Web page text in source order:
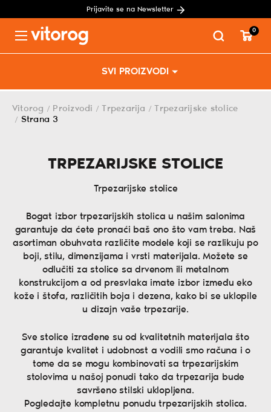
Prijavite se na Newsletter
SVI PROIZVODI
0
Vitorog / Proizvodi / Trpezarija / Trpezarijske stolice
/ Strana 3
TRPEZARIJSKE STOLICE
Trpezarijske stolice
Bogat izbor trpezarijskih stolica u našim salonima
garantuje da ćete pronaći baš ono što vam treba. Naš
asortiman obuhvata različite modele koji se razlikuju po
boji, stilu, dimenzijama i vrsti materijala. Možete se
odlučiti za stolice sa drvenom ili metalnom
konstrukcijom a od presvlaka imate izbor između eko
kože i štofa, različitih boja i dezena, kako bi se uklopile
u dizajn vaše trpezarije.
Sve stolice izrađene su od kvalitetnih materijala što
garantuje kvalitet i udobnost a vodili smo računa i o
tome da se mogu kombinovati sa trpezarijskim
stolovima u našoj ponudi tako da trpezarija bude
savršeno stilski uklopljena.
Pogledajte kompletnu ponudu trpezarijskih stolica.